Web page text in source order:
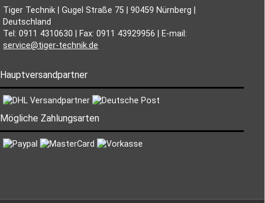
Tiger Technik | Gugel Straße 75 | 90459 Nürnberg |
Deutschland
Tel: 0911 4310630 | Fax: 0911 43929956 | E-mail:
service@tiger-technik.de
Hauptversandpartner
Mögliche Zahlungsarten